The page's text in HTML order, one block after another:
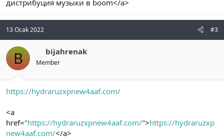
дистрибуция музыки в boom</a>
13 Ocak 2022 #3
B bijahrenak
Member
https://hydraruzxpnew4aaf.com/
<a
href="https://hydraruzxpnew4aaf.com/">https://hydraruzxp
new4aaf.com/</a>